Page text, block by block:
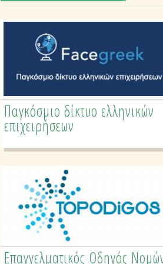
Παγκόσμιο δίκτυο ελληνικών
επιχειρήσεων
Επαγγελματικός Οδηγός
Επαγγελματικός Οδηγός
Ειδικοτήτων Ελλάδας
Τουριστικός Οδηγός Νομών &